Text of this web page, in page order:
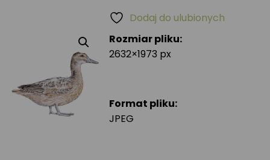
Rozmiar pliku:
2632×1973 px
Format pliku:
JPEG
Dodaj do ulubionych